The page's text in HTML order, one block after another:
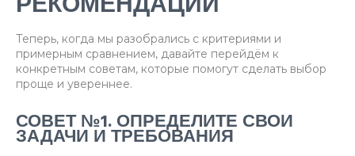
Теперь, когда мы разобрались с критериями и
примерным сравнением, давайте перейдём к
конкретным советам, которые помогут сделать выбор
проще и увереннее.
СОВЕТ №1. ОПРЕДЕЛИТЕ СВОИ
ЗАДАЧИ И ТРЕБОВАНИЯ